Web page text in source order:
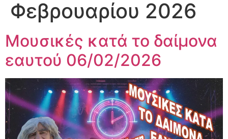
Φεβρουαρίου 2026
Μουσικές κατά το δαίμονα
εαυτού 06/02/2026